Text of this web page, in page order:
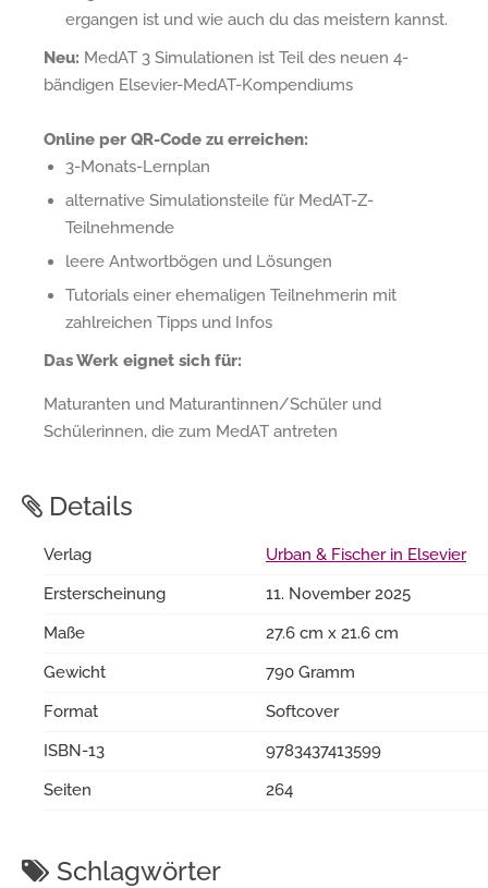
ergangen ist und wie auch du das meistern kannst.
Neu: MedAT 3 Simulationen ist Teil des neuen 4-
bändigen Elsevier-MedAT-Kompendiums
Online per QR-Code zu erreichen:
3-Monats-Lernplan
alternative Simulationsteile für MedAT-Z-
Teilnehmende
leere Antwortbögen und Lösungen
Tutorials einer ehemaligen Teilnehmerin mit
zahlreichen Tipps und Infos
Das Werk eignet sich für:
Maturanten und Maturantinnen/Schüler und
Schülerinnen, die zum MedAT antreten
Details
Verlag
Urban & Fischer in Elsevier
Ersterscheinung
11. November 2025
Maße
27.6 cm x 21.6 cm
Gewicht
790 Gramm
Format
Softcover
ISBN-13
9783437413599
Seiten
264
Schlagwörter